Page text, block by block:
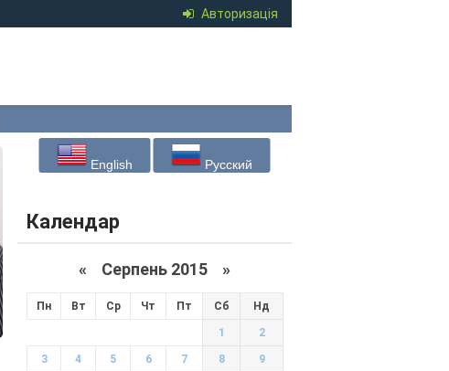
Авторизація
English Русский
Календар
« Серпень 2015 »
Пн Вт Ср Чт Пт Сб Нд
1 2
3 4 5 6 7 8 9